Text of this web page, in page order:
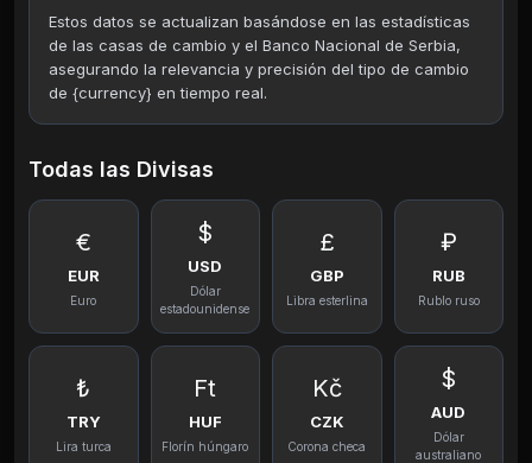
Estos datos se actualizan basándose en las estadísticas
de las casas de cambio y el Banco Nacional de Serbia,
asegurando la relevancia y precisión del tipo de cambio
de {currency} en tiempo real.
Todas las Divisas
€
EUR
Euro
$
USD
Dólar
estadounidense
£
GBP
Libra esterlina
₽
RUB
Rublo ruso
₺
TRY
Lira turca
Ft
HUF
Florín húngaro
Kč
CZK
Corona checa
$
AUD
Dólar
australiano